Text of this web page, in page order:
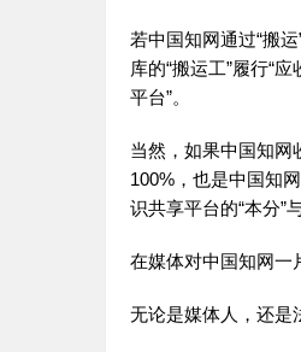
若中国知网通过“搬
库的“搬运工”履行“
平台”。
当然，如果中国知网
100%，也是中国知
识共享平台的“本分”
在媒体对中国知网一
无论是媒体人，还是